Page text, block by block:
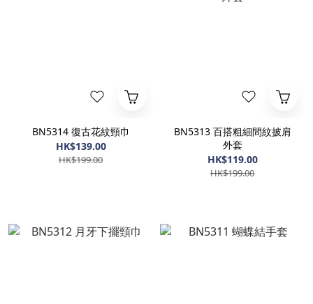
BN5314 復古花紋頸巾
HK$139.00
HK$199.00
BN5313 百搭粗細間紋披肩
外套
HK$119.00
HK$199.00